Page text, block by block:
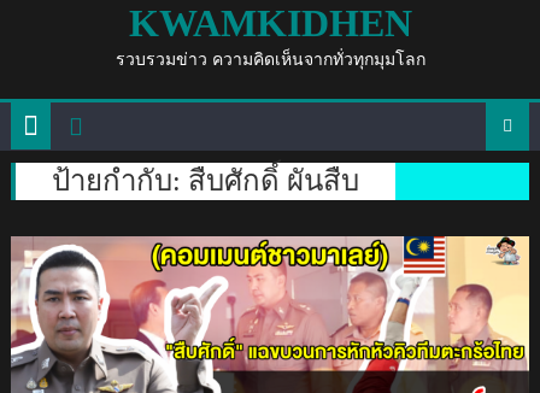
KWAMKIDHEN
รวบรวมข่าว ความคิดเห็นจากทั่วทุกมุมโลก
ป้ายกำกับ: สืบศักดิ์ ผันสืบ